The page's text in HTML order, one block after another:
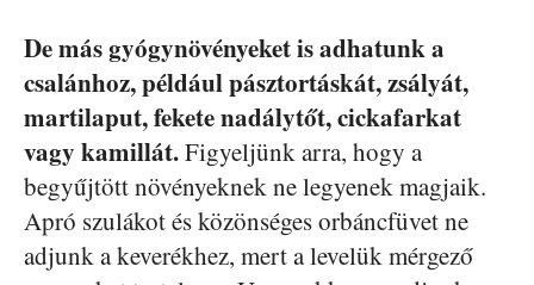
De más gyógynövényeket is adhatunk a
csalánhoz, például pásztortáskát, zsályát,
martilaput, fekete nadálytőt, cickafarkat
vagy kamillát.Figyeljünk arra, hogy a
begyűjtött növényeknek ne legyenek magjaik.
Apró szulákot és közönséges orbáncfüvet ne
adjunk a keverékhez, mert a levelük mérgező